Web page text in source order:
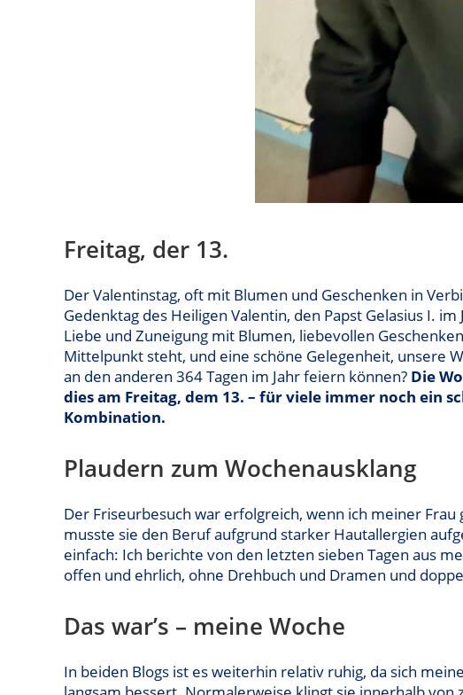
Freitag, der 13.
Der Valentinstag, oft mit Blumen und Geschenken in
Gedenktag des Heiligen Valentin, den Papst Gelasius I.
Liebe und Zuneigung mit Blumen, liebevollen
Mittelpunkt steht, und eine schöne Gelegenheit, unsere
an den anderen 364 Tagen im Jahr feiern können? Die
dies am Freitag, dem 13. – für viele immer noch ein
Kombination.
Plaudern zum Wochenausklang
Der Friseurbesuch war erfolgreich, wenn ich meiner
musste sie den Beruf aufgrund starker Hautallergien
einfach: Ich berichte von den letzten sieben Tagen aus
offen und ehrlich, ohne Drehbuch und Dramen und
Das war’s – meine Woche
In beiden Blogs ist es weiterhin relativ ruhig, da sich